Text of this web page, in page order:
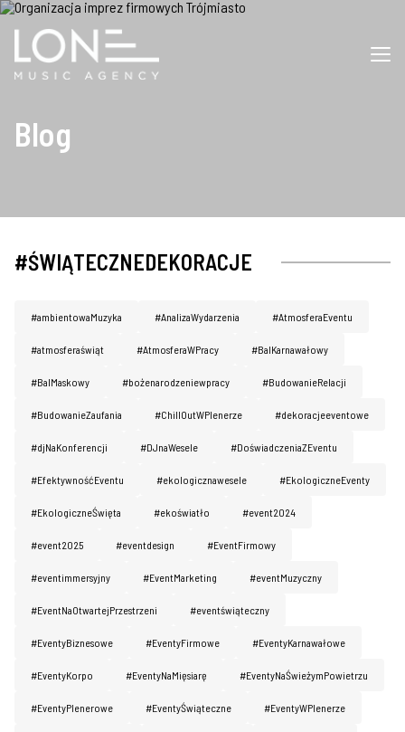
Blog
#ŚWIĄTECZNEDEKORACJE
#ambientowaMuzyka #AnalizaWydarzenia #AtmosferaEventu
#atmosferaświąt #AtmosferaWPracy #BalKarnawałowy
#BalMaskowy #bożenarodzeniewpracy #BudowanieRelacji
#BudowanieZaufania #ChillOutWPlenerze #dekoracjeeventowe
#djNaKonferencji #DJnaWesele #DoświadczeniaZEventu
#EfektywnośćEventu #ekologicznawesele #EkologiczneEventy
#EkologiczneŚwięta #ekoświatło #event2024
#event2025 #eventdesign #EventFirmowy
#eventimmersyjny #EventMarketing #eventMuzyczny
#EventNaOtwartejPrzestrzeni #eventświąteczny
#EventyBiznesowe #EventyFirmowe #EventyKarnawałowe
#EventyKorpo #EventyNaMięsiarę #EventyNaŚwieżymPowietrzu
#EventyPlenerowe #EventyŚwiąteczne #EventyWPlenerze